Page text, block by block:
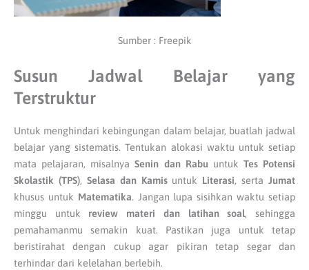
Sumber : Freepik
Susun Jadwal Belajar yang
Terstruktur
Untuk menghindari kebingungan dalam belajar, buatlah jadwal
belajar yang sistematis. Tentukan alokasi waktu untuk setiap
mata pelajaran, misalnyaSenin dan Rabu untuk Tes Potensi
Skolastik (TPS), Selasa dan Kamisuntuk Literasi, serta Jumat
khusus untuk Matematika. Jangan lupa sisihkan waktu setiap
minggu untuk review materi dan latihan soal, sehingga
pemahamanmu semakin kuat. Pastikan juga untuk tetap
beristirahat dengan cukup agar pikiran tetap segar dan
terhindar dari kelelahan berlebih.